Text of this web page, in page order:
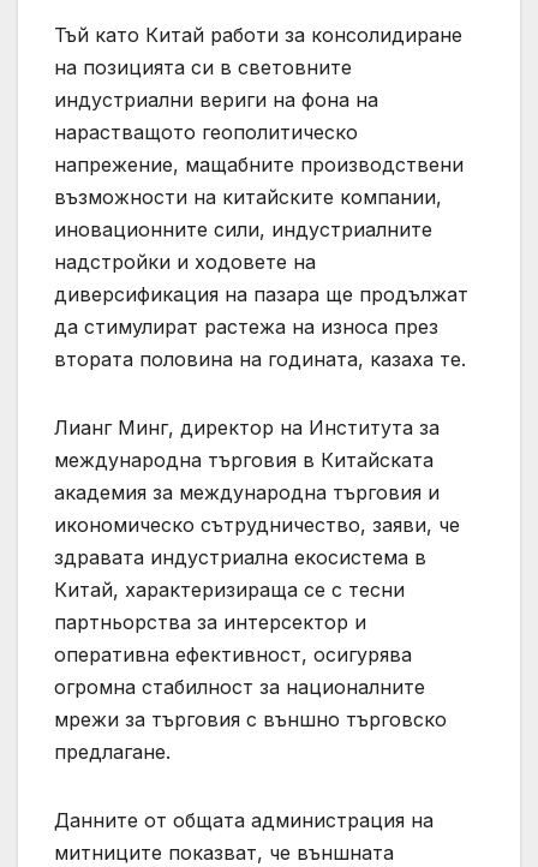
Тъй като Китай работи за консолидиране
на позицията си в световните
индустриални вериги на фона на
нарастващото геополитическо
напрежение, мащабните производствени
възможности на китайските компании,
иновационните сили, индустриалните
надстройки и ходовете на
диверсификация на пазара ще продължат
да стимулират растежа на износа през
втората половина на годината, казаха те.
Лианг Минг, директор на Института за
международна търговия в Китайската
академия за международна търговия и
икономическо сътрудничество, заяви, че
здравата индустриална екосистема в
Китай, характеризираща се с тесни
партньорства за интерсектор и
оперативна ефективност, осигурява
огромна стабилност за националните
мрежи за търговия с външно търговско
предлагане.
Данните от общата администрация на
митниците показват, че външната